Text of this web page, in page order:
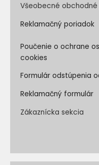
Všeobecné
Reklamačný poriadok
Poučenie o ochrane
cookies
Formulár odstúpenia
Reklamačný formulár
Zákaznícka sekcia